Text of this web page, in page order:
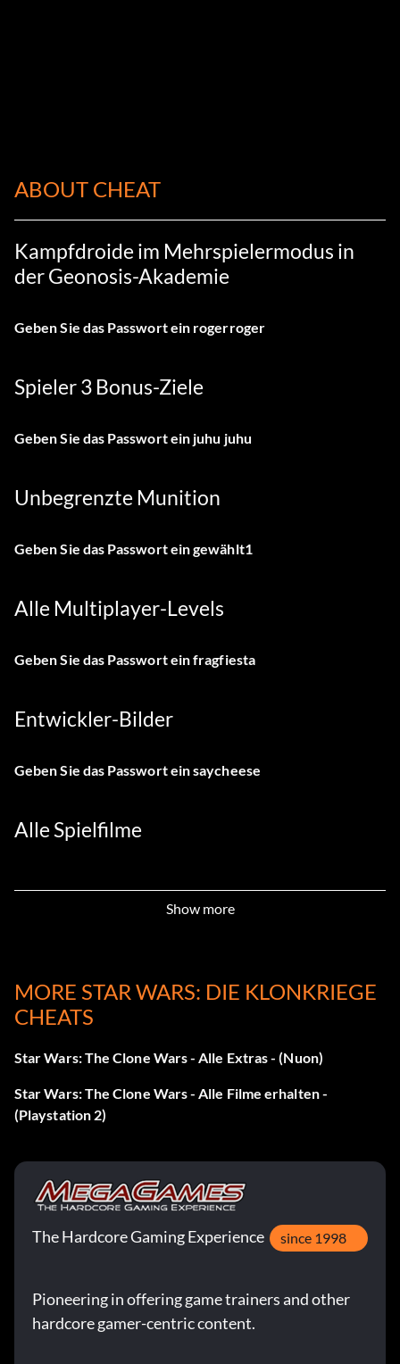
ABOUT CHEAT
Kampfdroide im Mehrspielermodus in
der Geonosis-Akademie
Geben Sie das Passwort ein rogerroger
Spieler 3 Bonus-Ziele
Geben Sie das Passwort ein juhu juhu
Unbegrenzte Munition
Geben Sie das Passwort eingewählt1
Alle Multiplayer-Levels
Geben Sie das Passwort einfragfiesta
Entwickler-Bilder
Geben Sie das Passwort einsaycheese
Alle Spielfilme
Geben Sie das Passwort einGASMASK
Wookie im Mehrspielermodus
Geben Sie das Passwort einFUZZBALL für den Wookie
Yoda in der Akademie freigeschaltet:
Geonosis Level
Sammeln Sie insgesamt 45 Bonuspunkte.
Geonosis: Die Rettung beginnt: Das
Auffinden der drei R5-Droiden
Show more
MORE STAR WARS: DIE KLONKRIEGE
CHEATS
Star Wars: The Clone Wars - Alle Extras - (Nuon)
Star Wars: The Clone Wars - Alle Filme erhalten -
(Playstation 2)
The Hardcore Gaming Experience since 1998
Pioneering in offering game trainers and other
hardcore gamer-centric content.